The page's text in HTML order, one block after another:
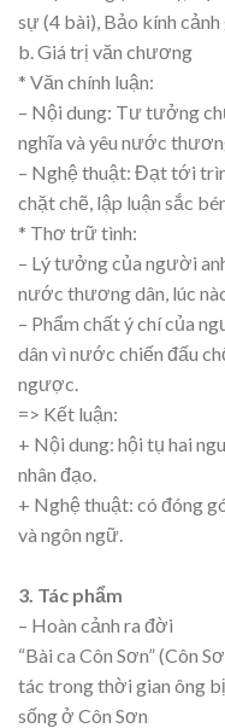
sự (4 bài), Bảo kính cảnh
b. Giá trị văn chương
* Văn chính luận:
– Nội dung: Tư tưởng
nghĩa và yêu nước
– Nghệ thuật: Đạt tới
chặt chẽ, lập luận sắc
* Thơ trữ tình:
– Lý tưởng của người
nước thương dân, lúc
– Phẩm chất ý chí của
dân vì nước chiến đấu
ngược.
=> Kết luận:
+ Nội dung: hội tụ hai
nhân đạo.
+ Nghệ thuật: có đóng
và ngôn ngữ.
3. Tác phẩm
– Hoàn cảnh ra đời
“Bài ca Côn Sơn” (Côn
tác trong thời gian ông bị
sống ở Côn Sơn